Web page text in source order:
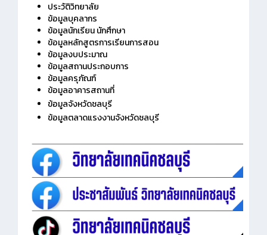
ประวัติวิทยาลัย
ข้อมูลบุคลากร
ข้อมูลนักเรียน นักศึกษา
ข้อมูลหลักสูตรการเรียนการสอน
ข้อมูลงบประมาณ
ข้อมูลสถานประกอบการ
ข้อมูลครุภัณฑ์
ข้อมูลอาคารสถานที่
ข้อมูลจังหวัดชลบุรี
ข้อมูลตลาดแรงงานจังหวัดชลบุรี